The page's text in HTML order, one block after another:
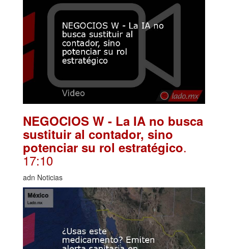
NEGOCIOS W - La IA no busca
sustituir al contador, sino
potenciar su rol estratégico.
17:10
adn Noticias